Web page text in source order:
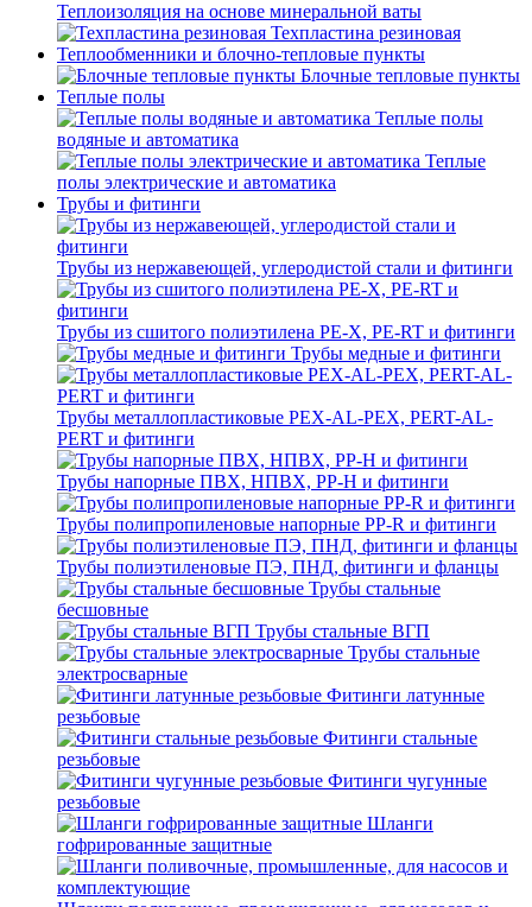
Теплоизоляция на основе минеральной ваты
Техпластина резиновая
Теплообменники и блочно-тепловые пункты
Блочные тепловые пункты
Теплые полы
Теплые полы
водяные и автоматика
Теплые
полы электрические и автоматика
Трубы и фитинги
Трубы из нержавеющей, углеродистой стали и фитинги
Трубы из сшитого полиэтилена PE-X, PE-RT и фитинги
Трубы медные и фитинги
Трубы металлопластиковые PEX-AL-PEX, PERT-AL-
PERT и фитинги
Трубы напорные ПВХ, НПВХ, PP-H и фитинги
Трубы полипропиленовые напорные PP-R и фитинги
Трубы полиэтиленовые ПЭ, ПНД, фитинги и фланцы
Трубы стальные
бесшовные
Трубы стальные ВГП
Трубы стальные
электросварные
Фитинги латунные
резьбовые
Фитинги стальные
резьбовые
Фитинги чугунные
резьбовые
Шланги
гофрированные защитные